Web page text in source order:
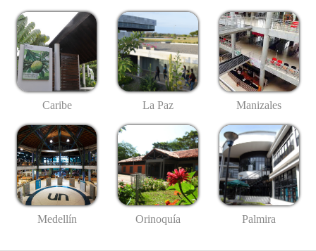
Caribe La Paz Manizales
Medellín Orinoquía Palmira